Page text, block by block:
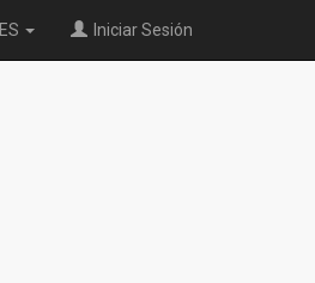
ES Iniciar Sesión